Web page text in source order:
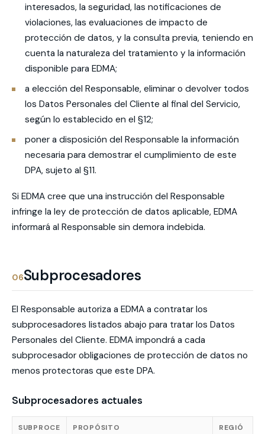
interesados, la seguridad, las notificaciones de
violaciones, las evaluaciones de impacto de
protección de datos, y la consulta previa, teniendo en
cuenta la naturaleza del tratamiento y la información
disponible para EDMA;
a elección del Responsable, eliminar o devolver todos
los Datos Personales del Cliente al final del Servicio,
según lo establecido en el §12;
poner a disposición del Responsable la información
necesaria para demostrar el cumplimiento de este
DPA, sujeto al §11.
Si EDMA cree que una instrucción del Responsable
infringe la ley de protección de datos aplicable, EDMA
informará al Responsable sin demora indebida.
06Subprocesadores
El Responsable autoriza a EDMA a contratar los
subprocesadores listados abajo para tratar los Datos
Personales del Cliente. EDMA impondrá a cada
subprocesador obligaciones de protección de datos no
menos protectoras que este DPA.
Subprocesadores actuales
SUBPROCE
PROPÓSITO
REGIÓ